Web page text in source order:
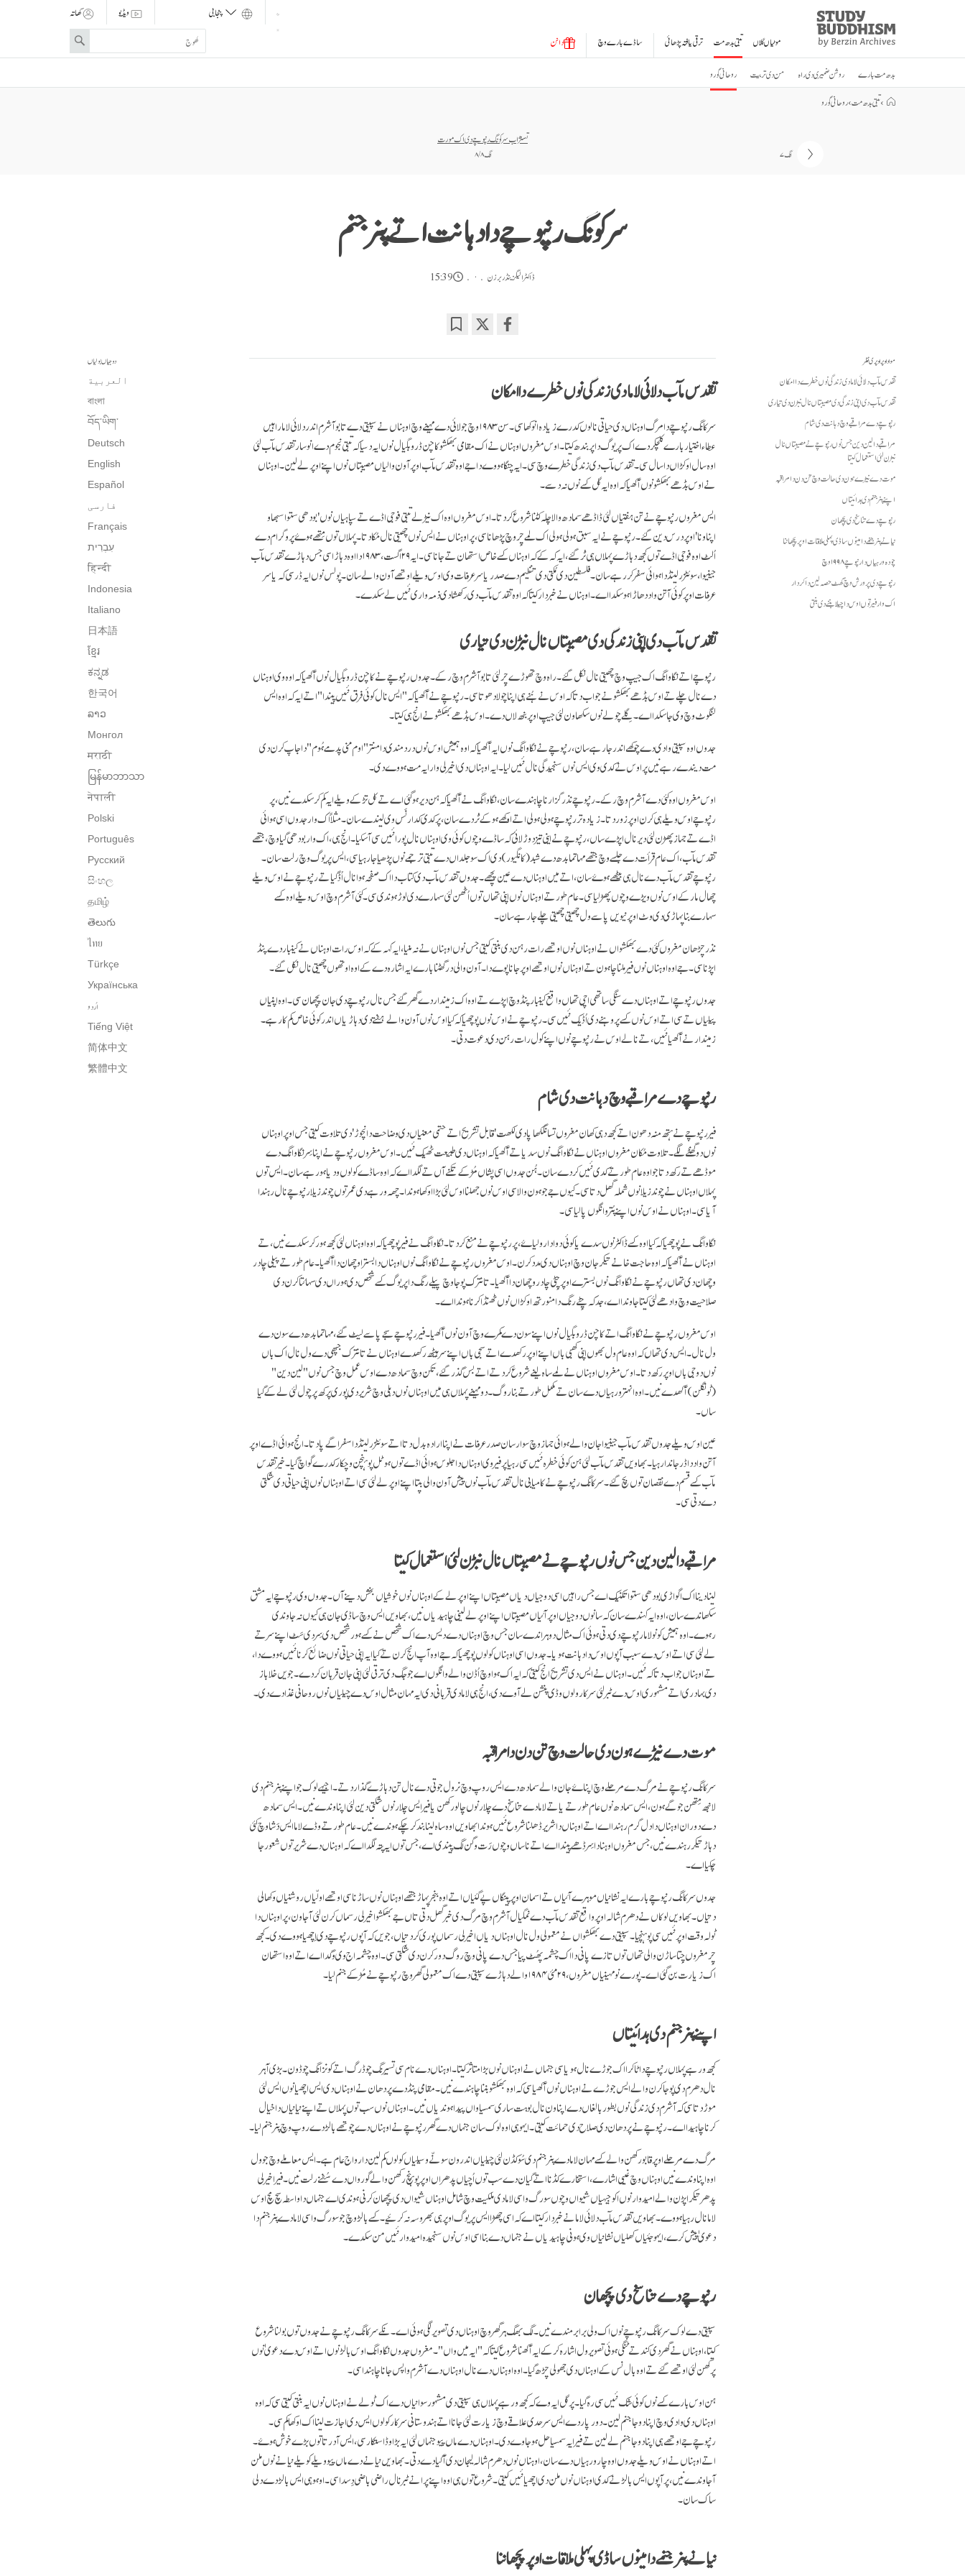
Study
Buddhism
Home
موٹیاں گلاں تبتی بدھ مت
بدھ مت بارے روشن ضمیری دی راہ من دی تربیت روحانی گورو
ترقی یافتہ پڑھائی ساڈے بارے وچ دانن
ویڈیو
کھاتہ
Enter
search
term
Search
›تبتی بدھ مت›روحانی گورو
انگ ۷
تسنژاب سرکونگ رنپوچے دی اک مورت
انگ ۸ / ۸
سرکونگ رنپوچے دا دہانت اتے پنر جنم
ڈاکٹر الیگزینڈر برزن 15:39
on
facebook
مواد اوپر اوپری نظر
تقدس مآب دلائی لاما دی زندگی نوں خطرے دا امکان
تقدس مآب دی اپنی زندگی دی مصیبتاں نال نبڑن دی تیاری
رنپوچے دے مراقبے وچ دہانت دی شام
مراقبے دا لین دین جس نوں رنپوچے نے مصیبتاں نال
نبڑن لئی استعمال کیتا
موت دے نیڑے ہون دی حالت وچ تن دن دا مراقبہ
اپنے پنر جنم دی ہدائیتاں
رنپوچے دے تناسخ دی پچھان
نیانے پنرجنمے دا مینوں ساڈی پہلی ملاقات اوپر پچھاننا
چودہ ورہیاں دا رنپوچے ۱۹۹۸ وچ
رنپوچے دی پرورش وچ گھٹ حصہ لین دا کردار
اک وار فیر توں اوس دا چیلا بننے دی بنتی
دوجیاں بولیاں
العربية
বাংলা
བོད་ཡིག་
Deutsch
English
Español
فارسی
Français
עִבְרִית‎
हिन्दी
Indonesia
Italiano
日本語
ខ្មែរ
ಕನ್ನಡ
한국어
ລາວ
Монгол
मराठी
မြန်မာဘာသာ
नेपाली
Polski
Português
Русский
සිංහල
தமிழ்
తెలుగు
ไทย
Türkçe
Українська
اُردو
Tiếng Việt
简体中文
繁體中文
تقدس مآب دلائی لاما دی زندگی نوں خطرے دا امکان
سرکانگ رنپوچے دا مرگ اوہناں دی حیاتی نالوں کدرے زیادہ انوکھا سی۔ سن ۱۹۸۳ وچ جولائی دے مہینے وچ اوہناں نے سپیتی دے تابو آشرم اندر دلائی لاما راہیں
عطاء اختیار بارے کلچکر دے اک پریوگ دا پربندھ کیتا۔ اوس مغروں اوہناں نے اک مقامی بھکشو کاچن ڈروبگیال نوں ایہ دسیا کہ تبتی نجوم دے انوسار تقدس مآب لئی
اوہ سال اوکڑاں دا سال سی۔ تقدس مآب دی زندگی خطرے وچ سی۔ ایہ چنگا ہووے دا جے اوہ تقدس مآب اوپر آون والیاں مصیبتاں نوں اپنے اوپر لے لین۔ اوہناں
نے اوس بڈھے بھکشو نوں آکھیا کہ اوہ ایہ گل کسے نوں نہ دسے۔
ایس مغروں رنپوچے نے تن ہفتیاں لئی ڈاڈھے سمادھ والا چلہ کٹنا شروع کر دتا۔ اوس مغروں اوہ اک نیڑلے تبتی فوجی اڈے تے سپاہیاں نوں 'بودھی ستوا سبھاو
اپناونا' اوپر درس دین گئے۔ رنپوچے نے ایہ سبق ہولی ہولی اک لمے چِر وچ پڑھانا سی، پر اوہناں نے ایس نوں چھیتی نال مُکا دتا۔ پہلاں توں مِتھے ہوۓ پروگرام دے
اُلٹ اوہ فوجی اڈے توں کجھ دہاڑے پہلاں ہی ٹُر گئے، ایہ کہ کے کہ اوہناں کسے خاص استھان تے جانا سی۔ ایہ ۲۹ اگست، ۱۹۸۳ دا اوہ دہاڑا سی جس دہاڑے تقدس مآب
جینیوا، سوئٹزرلینڈ دا ہوائی سفر کر رہے سان۔ فلسطین دی مُکتی دی تنظیم دے صدر یاسر عرفات وی اوس ویلے اوتھے آون والے سان۔ پولس نوں ایہ ڈر سی کہ یاسر
عرفات اوپر کوئی آتن واد دھاڑا ہو سکدا اے۔ اوہناں نے خبردار کیتا کہ اوہ تقدس مآب دی رکھشا دی ذمہ واری نئیں لے سکدے۔
تقدس مآب دی اپنی زندگی دی مصیبتاں نال نبڑن دی تیاری
رنپوچے اتے نگاوانگ اک جیپ وچ چھیتی نال نکل گئے۔ راہ وچ تھوڑے چِر لئی تابو آشرم وچ رکے۔ جدوں رنپوچے نے کاچن ڈروبگیال نوں آکھیا کہ اوہ وی اوہناں
دے نال چلے تے اوس بڈھے بھکشو نے جواب دتا کہ اوس نے ہُنے ہی اپنا چولا دھوتا سی۔ رنپوچے نے آکھیا کہ "ایس نال کوئی فرق نئیں پیندا" اتے ایہ کہ اوہ ایس
لنگوٹ وچ وی جا سکدا اے۔ گِلے چولے نوں سکھاون لئی جیپ اوپر بنھ لاں دے۔ اوس بڈھے بھکشو نے انج ہی کیتا۔
جدوں اوہ سپیتی وادی دے چوکھے اندر جا رہے سان، رنپوچے نے نگاوانگ نوں ایہ آکھیا کہ اوہ ہمیش اوس نوں درد مندی دا منتر "اوم منی پدمے ہُوم" دا جاپ کرن دی
مت دیندے رہے نیں پر اوس نے کدی وی ایس نوں سنجیدگی نال نئیں لیا۔ ایہ اوہناں دی اخیرلی وار ایہ مت ہووے دی۔
اوس مغروں اوہ کئی دے آشرم وچ رکے۔ رنپوچے نذر گزارنا چاہندے سان، نگاوانگ نے آکھیا کہ ہن دیر ہو گئی اے تے کل تڑکے ویلے ایہ کم کر سکدے نیں، پر
رنپوچے اوس ویلے ہی کرن اوپر زور دتا۔ زیادہ تر رنپوچے ہولی ہولی اتے اوکھے ہو کے ٹُردے سان، پر کدی کدار نَس وی لیندے سان۔ مثلاً اک وار جدوں اسی ہوائی
اڈے تے جہاز پھڑن لئی دیر نال اپڑے ساں، رنپوچے نے اینی تیز دوڑ لائی کہ ساڈے وچوں کوئی وی اوہناں نال پورا نئیں سی آ سکیا۔ انج ہی، اک وار بودھی گیا وچ، جتھے
تقدس مآب، اک عام قرأت دے جلسے وچ جتھے مہاتما بدھ دے شبد (کانگیور) دی اک سو جلداں دے تبتی ترجمے نوں پڑھیا جا رہیا سی، ایس پریوگ وچ رلت سان۔
رنپوچے تقدس مآب دے نال ہی بیٹھے ہوۓ سان، اتے میں اوہناں دے عین پچھے۔ جدوں تقدس مآب دی کتاب دا اک صفحہ ہوا نال اُڈ گیا تے رنپوچے نے اوس ویلے
چھال مار کے اوس نوں ویڑے وچوں پھڑ لیا سی۔ عام طور تے اوہناں نوں اپنی تھاں توں اُٹھن لئی سہارے دی لوڑ ہوندی سی۔ کئی آشرم وچ اوس ویلے اوہ کسے
سہارے بنا پہاڑی دی وٹ اوپر نیویں پاسے ول چھیتی چھیتی چلے جا رہے سان۔
نذر چڑھان مغروں کئی دے بھکشواں نے اوہناں نوں اوتھے رات رہن دی بنتی کیتی جس نوں اوہناں نے نہ منیا، ایہ کہہ کے کہ اوس رات اوہناں نے کینبار دے پنڈ
اپڑنا سی۔ جے اوہ اوہناں نوں فیر ملنا چاہون تے اوہناں نوں اوتھے اوپر جانا پوے دا۔ آون والی درگھٹنا بارے ایہ اشارہ دے کے اوہ اوتھوں چھیتی نال نکل گئے۔
جدوں رنپوچے اتے اوہناں دے سنگی ساتھی اچی تھاں واقع کینبار پنڈ وچ اپڑے تے اوہ اک زمیندار دے گھر گئے جس نال رنپوچے دی جان پچھان سی۔ اوہ اپنیاں
پیلیاں تے سی اتے اوس نوں کسے پروہنے دی اُڈیک نئیں سی۔ رنپوچے نے اوس نوں پوچھیا کہ کیا اوس نوں آون والے ہفتے دی دہاڑیاں اندر کوئی خاص کم کار ہے۔
زمیندار نے آکھیا نئیں، تے نالے اوس نے رنپوچے نوں اپنے کول رات رہن دی دعوت دتی۔
رنپوچے دے مراقبے وچ دہانت دی شام
فیر رنپوچے نے ہتھ منہ دھون اتے کجھ دہی کھان مغروں تسانگکھاپا دی لکھت 'قابل تشریح اتے حتمی معنیاں دی وضاحت دا نچوڑ' دی تلاوت کیتی جس اوپر اوہناں
نوں دو گھنٹے لگے۔ تلاوت مُکان مغروں اوہناں نے نگاوانگ نوں سدیا تے آکھیا کہ اوہناں دی طبیعت ٹھیک نئیں۔ اوس مغروں رنپوچے نے اپنا سِر نگاوانگ دے
موڈھے تے رکھ دتا جو اوہ عام طور تے کدی نئیں کردے سان۔ ہُن جدوں اسی پشاں مُڑ کے تکنے آں تے لگدا اے کہ اوہ ساڈے کولوں ودیا ہو رہے سان۔ ایس توں
پہلاں اوہناں نے چوندزیلا نوں شملہ گھل دتا سی۔ کیوں جے جو ہون والا سی اوس نوں جھلنا اوس لئی بڑا اوکھا ہوندا۔ چھہ ورہے دی عمر توں چوندزیلا رنپوچے نال رہندا
آیا سی۔ اوہناں نے اوس نوں اپنے پُتر وانگوں پالیا سی۔
نگاوانگ نے پوچھیا کہ کیا اوہ کسے ڈاکٹر نوں سدے یا کوئی دوا دارو لیاۓ، پر رنپوچے نے منع کر دتا۔ نگاوانگ نے فیر پوچھیا کہ اوہ اوہناں لئی کجھ ہور کر سکدے نیں، تے
اوہناں نے آکھیا کہ اوہ حاجت خانے تیکر جان وچ اوہناں دی مدد کرن۔ اوس مغروں رنپوچے نے نگاوانگ نوں اوہناں دا بسترا وچھان دا آکھیا۔ عام طور تے پیلی چادر
وچھان دی تھاں رنپوچے نے نگاوانگ نوں بسترے اوپر چِٹی چادر وچھان دا آکھیا۔ تانترک پوجا وچ پیلے رنگ دا پریوگ کسے شخص دی ہوراں دی سہائتا کرن دی
صلاحیت وچ وادھے لئی کیتا جاوندا اے، جد کہ چِٹے رنگ دا منورتھ اوکڑاں نوں ٹھنڈا کرنا ہوندا اے۔
اوس مغروں رنپوچے نے نگاوانگ اتے کاچن ڈروبگیال نوں اپنے سون دے کمرے وچ آون نوں آکھیا۔ فیر رنپوچے سجے پاسے لیٹ گئے، مہاتما بدھ دے سون دے
ول نال۔ ایس دی تھاں کہ اوہ عام ول بھوں اپنی کھبی باں اپنے اوپر رکھدے اتے سجی باں اپنے سر ہیٹھ رکھدے اوہناں نے تانترک جپھی دے ول نال اک باں
نوں دوجی باں اوپر رکھ دتا۔ اوس مغروں اوہناں نے لمے ساہ لینے شروع کردتے اتے بس گذر گئے، تکن وچ سمادھ دے اوس عمل وچ جس نوں "لین دین"
(ٹونگلن) آکھدے نیں۔ اوہ انہتر ورہیاں دے سان تے مکمل طور تے بنا روگ۔ دو مہینے پہلاں ہی میں اوہناں نوں دہلی وچ شریر دی پوری پرکھ پرچول لئی لے کے گیا
ساں۔
عین اوس ویلے جدوں تقدس مآب جینیوا جان والے ہوائی جہاز وچ سوار سان صدر عرفات نے اپنا ارادہ بدل دتا اتے سوئٹزرلینڈ دا سفر اگے پا دتا۔ انج ہوائی اڈے اوپر
آتن واد دا ڈر جاندا رہیا۔ بھاویں تقدس مآب لئی ہن کوئی خطرہ نئیں سی رہیا پر فیر وی اوہناں دا جلوس ہوائی اڈے توں ہوٹل پوہنچن وچکار کدرے گواچ گیا۔ خیر تقدس
مآب کسے قسم دے نقصان توں بچ گئے۔ سرکانگ رنپوچے نے کامیابی نال تقدس مآب نوں پیش آون والی بپتا اپنے اوپر لے لئی سی اتےاوہناں نوں اپنی حیاتی دی شکتی
دے دتی سی۔
مراقبے دا لین دین جس نوں رنپوچے نے مصیبتاں نال نبڑن لئی استعمال کیتا
لینا دینا اک اگواڑی بودھی ستوا تکنیک اے جس راہیں اسی دوجیاں دیاں مصیبتاں اپنے اوپر لے کے اوہناں نوں خوشیاں بخش دینے آں۔ جدوں وی رنپوچے ایہ مشق
سکھاندے سان، اوہ ایہ کہندے سان کہ سانوں دوجیاں اوپر آئیاں مصیبتاں اپنے اوپر لے لینی چاہیدیاں نیں، بھاویں ایس وچ ساڈی جان ہی کیوں نہ جاوندی
رہوے۔ اوہ ہمیش کونو لاما رنپوچے دی دتی ہوئی اک مثال دوہراندے سان جس وچ اوہناں دے دیس دے اک شخص نے کسے ہور شخص دی سِر دی سَٹ اپنے سر تے
لے لئی سی اتے اوس دے سبب آپوں اوس دا دہانت ہویا۔ جدوں اسی اوہناں کولوں پوچھیا کہ جے اوہ آپ انج کرن تے کیا ایہ اپنی حیاتی نوں ضائع کرنا نئیں ہووے دا،
تے اوہناں جواب دتا کہ نئیں۔ اوہناں نے ایس دی تشریح انج کیتی کہ ایہ اک ہوا وچ اُڈن والے وانگوں اے جو جگ دی ترقی لئی اپنی جان قربان کر دے۔ جویں خلاباز
دی بہادری اتے مشہوری اوس دے ٹبر لئی سرکار ولوں وڈی پنشن لے آوے دی، انج ہی لاما دی قربانی دی ایہ مہان مثال اوس دے چیلیاں نوں روحانی غذا دے دی۔
موت دے نیڑے ہون دی حالت وچ تن دن دا مراقبہ
سرکانگ رنپوچے نے مرگ دے مرحلے وچ اپناۓ جان والے سمادھ دے ایس روپ وچ نرول جوتی دے نال تن دہاڑے گذار دتے۔ اجیہے لوک جواپنے پنر جنم دی
لانبھ مِتھن جوگے ہون، ایس سمادھ نوں عام طور تے یا تے لاما دے تناسخ دے چلار نوں چالو رکھن یا فیر ایس چلار نوں شکتی دین لئی اپناوندے نیں۔ ایس سمادھ
دے دوران اوہناں دا دل گرم رہندا اے اتے اوہناں دا شریر ڈھلنا شروع نئیں ہوندا بھاویں اوہ ساہ لینا بند کر چکے ہوندے نیں۔ عام طور تے وڈے لاما ایس دَشا وچ کئی
دہاڑ تیکر رہندے نیں، جس مغروں اوہنا دا سِر ڈھے پیندا اے اتے ناساں وچوں رَت وگن لگ پیندی اے، جس توں ایہ پتہ لگدا اے کہ اوہناں دے شریر توں شعور جا
چکیا اے۔
جدوں سرکانگ رنپوچے بارے ایہ نشانیاں موہرے آئیاں تے اسمان اوپر پینگاں پے گئیاں اتے اوہ بنجر پہاڑ جتھے اوہناں نوں ساڑنا سی اوتھے اولّیاں روشنیاں وکھالی
دتیاں۔ بھاویں لوکاں نے دھرم شالہ اوپر واقع تقدس مآب دے نمگیال آشرم وچ مرگ دی خبر گھل دتی تاں جے بھکشو اخیرلی رسماں کرن لئی آجاون، پر اوہناں دا
ٹولہ وقت اوپر نئیں سی پوہنچیا۔ سپیتی دے بھکشواں نے معمولی ول نال اوہناں دیاں اخیرلی رسماں پوری کر دتیاں، جویں کہ آپوں رنپوچے دی اِچھیا ہووے دی۔ کجھ
چِر مغروں چِتا ساڑن والی تھاں توں تازے پانی دا اک چشمہ پھُٹ پیا جس دے پانی وچ روگ دور کرن دی شکتی سی۔ اوہ چشمہ اج وی وگدا اے اتے اوہ استھان
اک زیارت بن گئی اے۔ پورے نو مہینیاں مغروں، ۲۹ مئی ۱۹۸۴ والے دہاڑے سپیتی دے اک معمولی گھر وچ رنپوچے نے مُڑ کے جنم لیا۔
اپنے پنر جنم دی ہدائیتاں
کجھ ورہے پہلاں رنپوچے دا ٹاکرا اک جوڑے نال ہویا سی جنہاں نے اوہناں نوں بڑا متاثر کیتا۔ اوہناں دے نام سی تسیرِنگ چوڈرگ اتے کونزانگ چوڈون۔ بڑی آہر
نال دھرم دی پوجا کرن والے ایس جوڑے نے اوہناں نوں آکھیا سی کہ اوہ بھکشو بننا چاہندے نیں۔ مقامی پنڈ دے پردھان نے اوہناں دی ایس اچھیا نوں ایس لئی
موڑ دتا سی کہ آشرم دی زندگی نوں بطور بالغاں دے اپناون نال بوہت ساری سمسیاواں پیدا ہوندیاں نیں۔ اوہناں نوں سب توں پہلاں تے اپنے نیانیاں دا خیال
کرنا چاہیدا اے۔ رنپوچے نے پردھان دی صلاح دی حمائت کیتی۔ ایہو ہی اوہ لوک سان جنہاں دے گھر رنپوچے نے اوہناں دے چوتھے بالڑ دے روپ وچ پنر جنم لیا۔
مرگ دے مرحلے اوپر قابو رکھن والے کسے مہان لاما دے پنر جنم دی سُو کڈن لئی چیلیاں اندر ون سونّے وسیلیاں کولوں کم لین دا رواج عام ہے۔ ایس معاملے وچ جو ول
اوہ اپناوندے نیں اوہناں وچ غیبی اشارے، استخارے کڈنا اتے گیان دے سب توں اُچیاں پدھراں اوپر پوہنچ رکھن والے گورواں دے سُفنے رلت نیں۔ فیر اخیرلی
پدھر تیکر اپڑن والے امیدوار نوں اکو جیہیاں شیواں وچوں سورگ واسی لاما دی ملکیت وچ شامل اوہناں شیواں دی پچھان کرنی ہوندی اے جنہاں دا واسطہ سچ مچ اوس
لاما نال رہیا ہووے۔ بھاویں تقدس مآب دلائی لاما نے خبردار کیتا اے کہ اسی چھڑا ایس پریوگ اوپر ہی بھروسہ نہ کرئیے۔ کسے بالڑ وچ جو سورگ واسی لاما دے پنر جنم دا
دعویٰ پیش کرے، ایہو جئیاں کھلیاں نشانیاں وی ہونی چاہیدیاں نے جنہاں دے بنا اسی اوس نوں سنجیدہ امیدوار نئیں من سکدے۔
رنپوچے دے تناسخ دی پچھان
سپیتی دے لوک سرکانگ رنپوچے نوں اک ولی برابر مندے نیں۔ لگ بھگ ہر گھر وچ اوہناں دی تصویر لگی ہوئی اے۔ نکے سرکانگ رنپوچے نے جدوں توں بولنا شروع
کیتا، اوہناں نے گھر دی کند تے ٹنگی ہوئی تصویر ول اشارہ کر کے ایہ آکھنا شروع کیتا کہ "ایہ میں واں"۔ مغروں جدوں نگاوانگ اوس بالڑ نوں اتے اوس دے دعویٰ نوں
پرکھن لئی اوتھے گئے تے اوہ بال نس کے اوہناں دی جھولی چڑھ گیا۔ اوہ اوہناں دے نال اوہناں دے آشرم واپس جانا چاہندا سی۔
ہن اوس بارے کسے نوں کوئی شک نئیں سی رہ گیا۔ پر گل ایہ وے کہ کجھ ورہے پہلاں ہی سپیتی دی مشہور سوانیاں دے اک ٹولے نے اوہناں نوں ایہ بنتی کیتی سی کہ اوہ
اوہناں دی وادی وچ اپنا دوجا جنم لین۔ دور پار دے ایس سرحدی علاقے وچ زیارت لئی جانا اتے ہندوستانی سرکار کولوں ایس دی اجازت لینا اک اوکھا کم سی۔
رنپوچے جے اوتھے ہی اپنا دوجا جنم لے لین تے فیر ایہ سمسیا حل ہو جاوے دی۔ اوہناں دے ماں پیو جنہاں لئی ایہ بڑا وڈا ستکار سی، ایس آدرتا توں بڑے خوش ہوۓ۔
اتے اوہناں نے اوس ویلے جدوں اوہ چار ورہیاں دے سان، اوہناں نوں دھرم شالہ لیجان دی آگیا دے دتی۔ بھاویں نیانے دے ماں پیو ویلے کویلے نیانے نوں ملن
آ جاوندے نیں، پر آپوں ایس بالڑ نے کدی اوہناں نوں ملن دی اچھیا نئیں کیتی۔ شروع توں ہی اوہ اپنے پرانے ٹبر نال راضی باضی دِسدا سی۔ اوہو ہی ایس بالڑ دے دلی
ساک سان۔
نیانے پنرجنمے دا مینوں ساڈی پہلی ملاقات اوپر پچھاننا